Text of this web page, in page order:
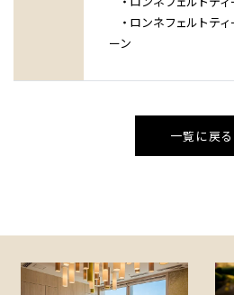
・ロンネフェルトティ
ーン
一覧に戻る